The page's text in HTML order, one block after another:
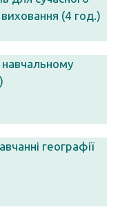
(4 год.)
навчальному
географії